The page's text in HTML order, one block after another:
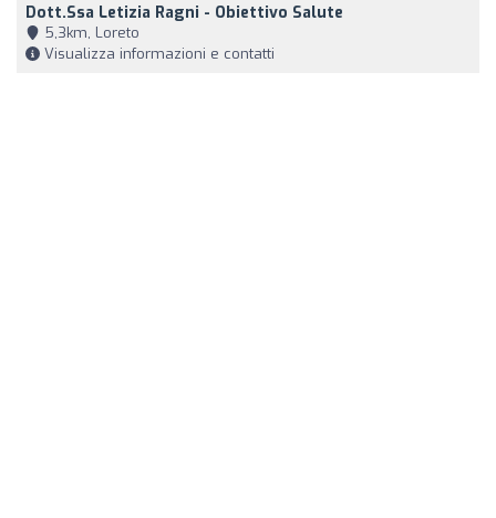
Dott.ssa Letizia Ragni - Obiettivo Salute
5,3km, Loreto
Visualizza informazioni e contatti